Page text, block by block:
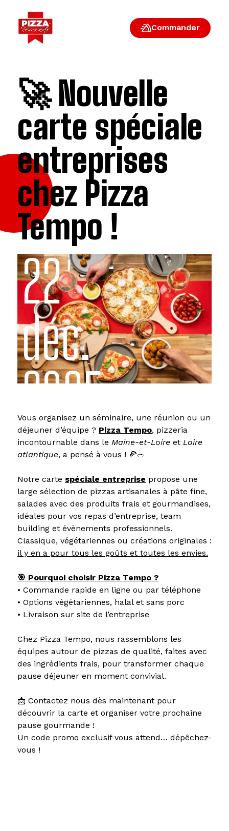
Commander
🚀 Nouvelle
carte spéciale
entreprises
chez Pizza
Tempo !
22
déc.
2025
Vous organisez un séminaire, une réunion ou un
déjeuner d’équipe ? Pizza Tempo, pizzeria
incontournable dans le Maine-et-Loire et Loire
atlantique, a pensé à vous ! 🍕🥗
Notre carte spéciale entreprise propose une
large sélection de pizzas artisanales à pâte fine,
salades avec des produits frais et gourmandises,
idéales pour vos repas d’entreprise, team
building et évènements professionnels.
Classique, végétariennes ou créations originales :
il y en a pour tous les goûts et toutes les envies.
🎯 Pourquoi choisir Pizza Tempo ?
• Commande rapide en ligne ou par téléphone
• Options végétariennes, halal et sans porc
• Livraison sur site de l’entreprise
Chez Pizza Tempo, nous rassemblons les
équipes autour de pizzas de qualité, faites avec
des ingrédients frais, pour transformer chaque
pause déjeuner en moment convivial.
📩 Contactez nous dès maintenant pour
découvrir la carte et organiser votre prochaine
pause gourmande !
Un code promo exclusif vous attend… dépêchez-
vous !